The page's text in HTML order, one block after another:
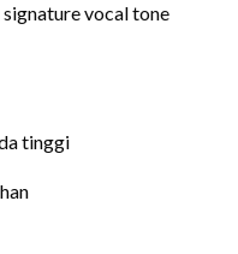
vocal tone
tinggi